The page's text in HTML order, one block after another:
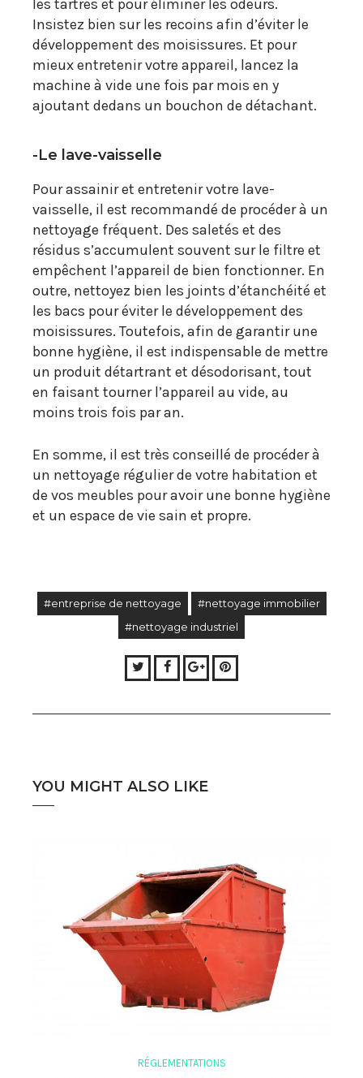
les tartres et pour éliminer les odeurs.
Insistez bien sur les recoins afin d’éviter le
développement des moisissures. Et pour
mieux entretenir votre appareil, lancez la
machine à vide une fois par mois en y
ajoutant dedans un bouchon de détachant.
-Le lave-vaisselle
Pour assainir et entretenir votre lave-
vaisselle, il est recommandé de procéder à un
nettoyage fréquent. Des saletés et des
résidus s’accumulent souvent sur le filtre et
empêchent l’appareil de bien fonctionner. En
outre, nettoyez bien les joints d’étanchéité et
les bacs pour éviter le développement des
moisissures. Toutefois, afin de garantir une
bonne hygiène, il est indispensable de mettre
un produit détartrant et désodorisant, tout
en faisant tourner l’appareil au vide, au
moins trois fois par an.
En somme, il est très conseillé de procéder à
un nettoyage régulier de votre habitation et
de vos meubles pour avoir une bonne hygiène
et un espace de vie sain et propre.
#entreprise de nettoyage
#nettoyage immobilier
#nettoyage industriel
TwitterFacebook
Google+Pinterest
YOU MIGHT ALSO LIKE
RÉGLEMENTATIONS